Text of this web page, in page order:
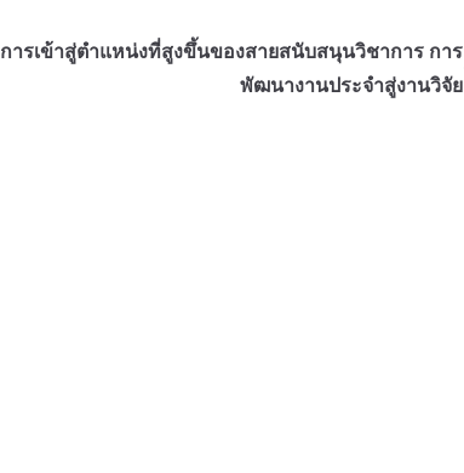
การเข้าสู่ตำแหน่งที่สูงขึ้นของสายสนับสนุนวิชาการ การ
พัฒนางานประจำสู่งานวิจัย